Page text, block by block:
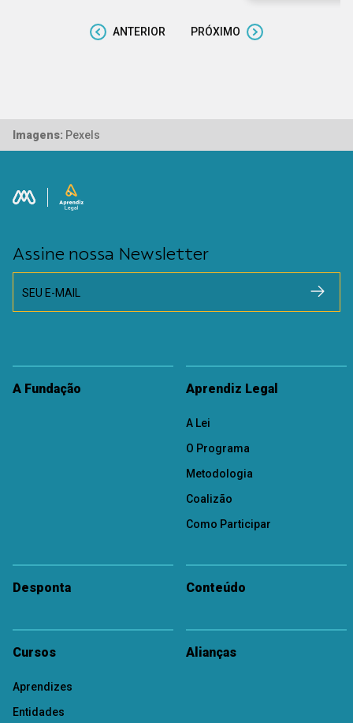
ANTERIOR PRÓXIMO
Imagens: Pexels
Assine nossa Newsletter
SEU E-MAIL
A Fundação Aprendiz Legal
A Lei
O Programa
Metodologia
Coalizão
Como Participar
Desponta Conteúdo
Cursos
Aprendizes
Entidades
Alianças